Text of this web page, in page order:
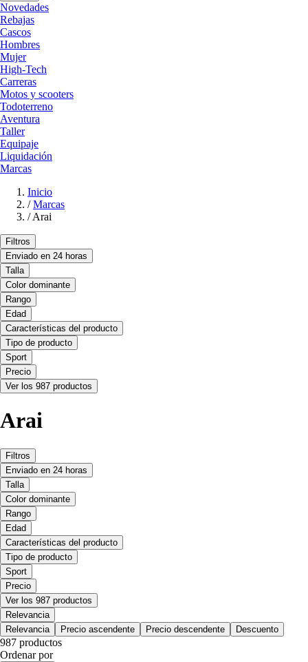
Novedades
Rebajas
Cascos
Hombres
Mujer
High-Tech
Carreras
Motos y scooters
Todoterreno
Aventura
Taller
Equipaje
Liquidación
Marcas
Inicio
/ Marcas
/ Arai
Filtros
Enviado en 24 horas
Talla
Color dominante
Rango
Edad
Características del producto
Tipo de producto
Sport
Precio
Ver los 987 productos
Arai
Filtros
Enviado en 24 horas
Talla
Color dominante
Rango
Edad
Características del producto
Tipo de producto
Sport
Precio
Ver los 987 productos
Relevancia
Relevancia
Precio ascendente Precio descendente Descuento
987 productos
Ordenar por